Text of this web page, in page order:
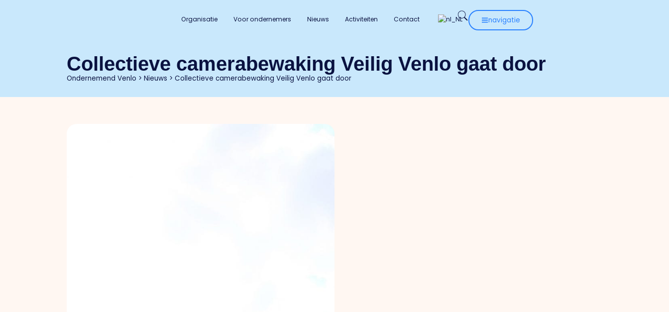
Organisatie Voor ondernemers Nieuws Activiteiten Contact navigatie
Collectieve camerabewaking Veilig Venlo gaat door
Ondernemend Venlo >Nieuws >Collectieve camerabewaking Veilig Venlo gaat door